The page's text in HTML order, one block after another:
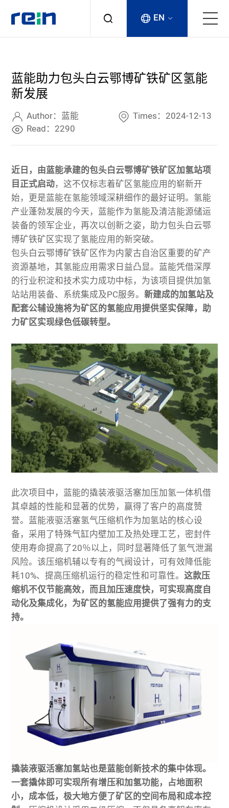
Products
Services
Cases
News & Events
Contact
EN
蓝能助力包头白云鄂博矿铁矿区氢能
新发展
Author：蓝能
Times：2024-12-13
Read：2290
近日，由蓝能承建的包头白云鄂博矿铁矿区加氢站项
目正式启动，这不仅标志着矿区氢能应用的崭新开
始，更是蓝能在氢能领域深耕细作的最好证明。氢能
产业蓬勃发展的今天，蓝能作为氢能及清洁能源储运
装备的领军企业，再次以创新之姿，助力包头白云鄂
博矿铁矿区实现了氢能应用的新突破。
包头白云鄂博矿铁矿区作为内蒙古自治区重要的矿产
资源基地，其氢能应用需求日益凸显。蓝能凭借深厚
的行业积淀和技术实力成功中标，为该项目提供加氢
站站用装备、系统集成及PC服务。新建成的加氢站及
配套公辅设施将为矿区的氢能应用提供坚实保障，助
力矿区实现绿色低碳转型。
此次项目中，蓝能的撬装液驱活塞加压加氢一体机借
其卓越的性能和显著的优势，赢得了客户的高度赞
誉。蓝能液驱活塞氢气压缩机作为加氢站的核心设
备，采用了特殊气缸内壁加工及热处理工艺，密封件
使用寿命提高了20％以上，同时显著降低了氢气泄漏
风险。该压缩机辅以专有的气阀设计，可有效降低能
耗10%、提高压缩机运行的稳定性和可靠性。这款压
缩机不仅节能高效，而且加压速度快，可实现高度自
动化及集成化，为矿区的氢能应用提供了强有力的支
持。
撬装液驱活塞加氢站也是蓝能创新技术的集中体现。
一套撬体即可实现所有增压和加氢功能，占地面积
小，成本低，极大地方便了矿区的空间布局和成本控